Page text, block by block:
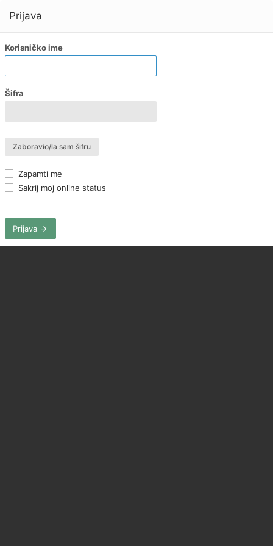
Prijava
Korisničko ime
Šifra
Zaboravio/la sam šifru
Zapamti me
Sakrij moj online status
Prijava